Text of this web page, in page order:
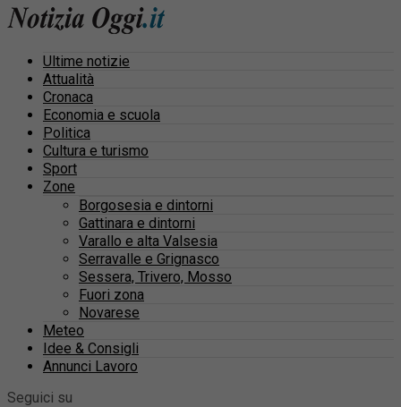
Ultime notizie
Attualità
Cronaca
Economia e scuola
Politica
Cultura e turismo
Sport
Zone
Borgosesia e dintorni
Gattinara e dintorni
Varallo e alta Valsesia
Serravalle e Grignasco
Sessera, Trivero, Mosso
Fuori zona
Novarese
Meteo
Idee & Consigli
Annunci Lavoro
Seguici su